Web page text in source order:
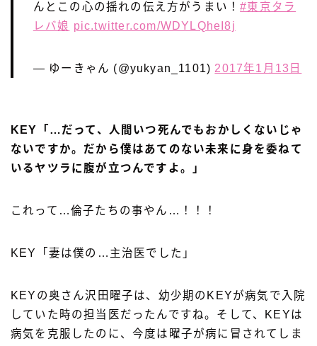
んとこの心の揺れの伝え方がうまい！#東京タラ
レバ娘 pic.twitter.com/WDYLQheI8j
— ゆーきゃん (@yukyan_1101) 2017年1月13日
KEY「…だって、人間いつ死んでもおかしくないじゃ
ないですか。だから僕はあてのない未来に身を委ねて
いるヤツラに腹が立つんですよ。」
これって…倫子たちの事やん…！！！
KEY「妻は僕の…主治医でした」
KEYの奥さん沢田曜子は、幼少期のKEYが病気で入院
していた時の担当医だったんですね。そして、KEYは
病気を克服したのに、今度は曜子が病に冒されてしま